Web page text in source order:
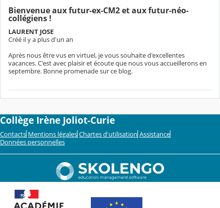
Bienvenue aux futur-ex-CM2 et aux futur-néo-
collégiens !
LAURENT JOSE
Créé il y a plus d'un an
Après nous être vus en virtuel, je vous souhaite d'excellentes
vacances. C'est avec plaisir et écoute que nous vous accueillerons en
septembre. Bonne promenade sur ce blog.
Collège Irène Joliot-Curie
Contacts Mentions légales Chartes d'utilisation Assistance
Données personnelles